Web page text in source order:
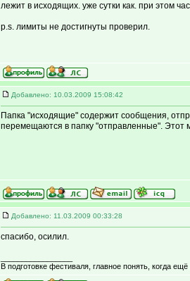
лежит в исходящих. уже сутки как. при этом
p.s. лимиты не достигнуты проверил.
Добавлено: 10.03.2009 15:08:42
Папка "исходящие" содержит сообщения,
перемещаются в папку "отправленные". Этот
Добавлено: 11.03.2009 00:33:28
спасибо, осилил.
В подготовке фестиваля, главное понять, когда